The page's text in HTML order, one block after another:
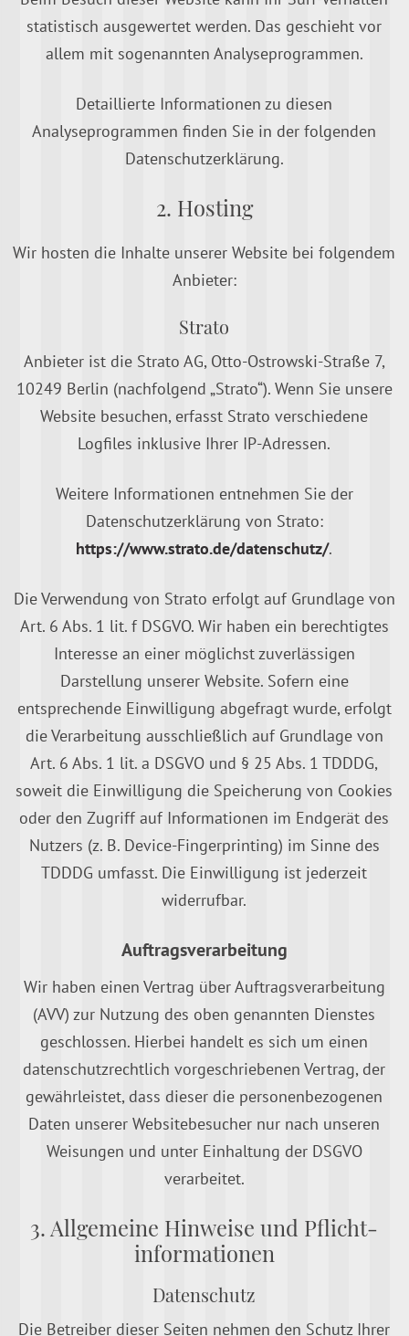
statistisch ausgewertet werden. Das geschieht vor
allem mit sogenannten Analyseprogrammen.
Detaillierte Informationen zu diesen
Analyseprogrammen finden Sie in der folgenden
Datenschutzerklärung.
2. Hosting
Wir hosten die Inhalte unserer Website bei folgendem
Anbieter:
Strato
Anbieter ist die Strato AG, Otto-Ostrowski-Straße 7,
10249 Berlin (nachfolgend „Strato“). Wenn Sie unsere
Website besuchen, erfasst Strato verschiedene
Logfiles inklusive Ihrer IP-Adressen.
Weitere Informationen entnehmen Sie der
Datenschutzerklärung von Strato:
https://www.strato.de/datenschutz/.
Die Verwendung von Strato erfolgt auf Grundlage von
Art. 6 Abs. 1 lit. f DSGVO. Wir haben ein berechtigtes
Interesse an einer möglichst zuverlässigen
Darstellung unserer Website. Sofern eine
entsprechende Einwilligung abgefragt wurde, erfolgt
die Verarbeitung ausschließlich auf Grundlage von
Art. 6 Abs. 1 lit. a DSGVO und § 25 Abs. 1 TDDDG,
soweit die Einwilligung die Speicherung von Cookies
oder den Zugriff auf Informationen im Endgerät des
Nutzers (z. B. Device-Fingerprinting) im Sinne des
TDDDG umfasst. Die Einwilligung ist jederzeit
widerrufbar.
Auftragsverarbeitung
Wir haben einen Vertrag über Auftragsverarbeitung
(AVV) zur Nutzung des oben genannten Dienstes
geschlossen. Hierbei handelt es sich um einen
datenschutzrechtlich vorgeschriebenen Vertrag, der
gewährleistet, dass dieser die personenbezogenen
Daten unserer Websitebesucher nur nach unseren
Weisungen und unter Einhaltung der DSGVO
verarbeitet.
3. Allgemeine Hinweise und Pflicht­
informationen
Datenschutz
Die Betreiber dieser Seiten nehmen den Schutz Ihrer